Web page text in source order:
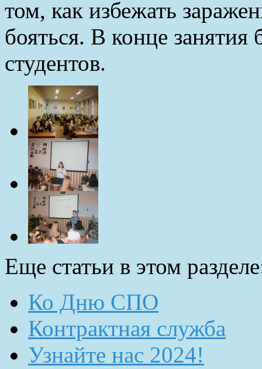
том, как избежать
бояться. В конце
студентов.
Еще статьи в этом
Ко Дню СПО
Контрактная служба
Узнайте нас 2024!